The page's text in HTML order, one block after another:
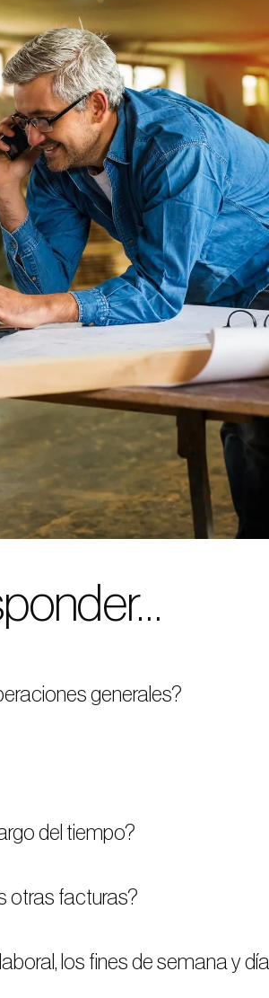
generales?
del tiempo?
otras facturas?
los fines de semana y